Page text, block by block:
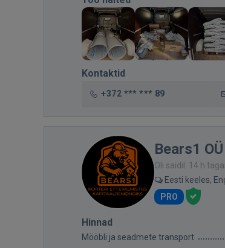
Kontaktid
+372 *** *** 89
Bears1 OÜ
Oli saidil: 14 h
Eesti keeles,
PRO
Hinnad
Mööbli ja seadmete transport